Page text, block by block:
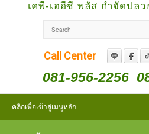
เคพี-เออีซี พลัส กำจัดปล
Call Center
081-956-2256
คลิกเพื่อเข้าสู่เมนูหลัก